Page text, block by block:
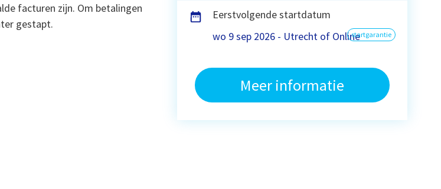
facturen zijn. Om betalingen
gestapt.
Eerstvolgende startdatum
wo 9 sep 2026 - Utrecht of Onlinestartgarantie
Meer informatie